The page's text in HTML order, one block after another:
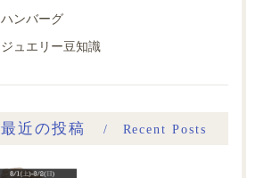
ハンバーグ
ジュエリー豆知識
最近の投稿 Recent Posts